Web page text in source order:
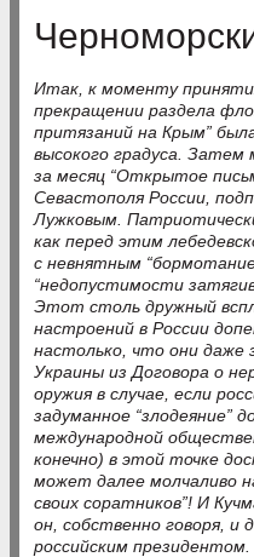
Итак, к моменту
прекращении раздела
притязаний на Крым”
высокого градуса. Затем
за месяц “Открытое
Севастополя России,
Лужковым.
как перед этим
с невнятным
“недопустимости
Этот столь дружный
настроений в России
настолько, что они даже
Украины из Договора о
оружия в случае, если
задуманное “злодеяние”
международной
конечно) в этой точке
может далее молчаливо
своих соратников”! И
он, собственно говоря, и
российским президентом.